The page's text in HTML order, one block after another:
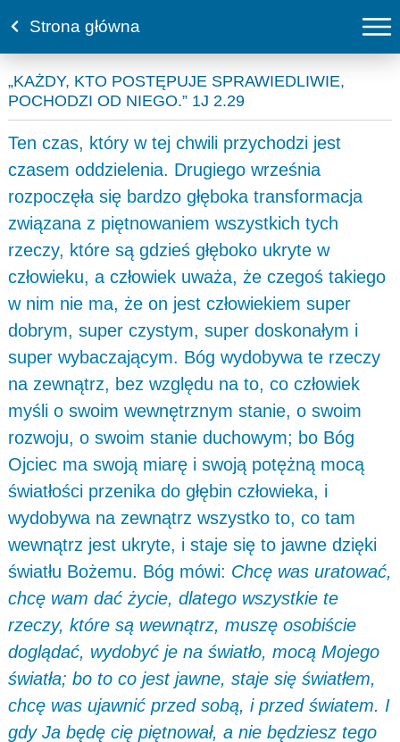
Strona główna
„KAŻDY, KTO POSTĘPUJE SPRAWIEDLIWIE,
POCHODZI OD NIEGO.” 1J 2.29
Ten czas, który w tej chwili przychodzi jest
czasem oddzielenia. Drugiego września
rozpoczęła się bardzo głęboka transformacja
związana z piętnowaniem wszystkich tych
rzeczy, które są gdzieś głęboko ukryte w
człowieku, a człowiek uważa, że czegoś takiego
w nim nie ma, że on jest człowiekiem super
dobrym, super czystym, super doskonałym i
super wybaczającym. Bóg wydobywa te rzeczy
na zewnątrz, bez względu na to, co człowiek
myśli o swoim wewnętrznym stanie, o swoim
rozwoju, o swoim stanie duchowym; bo Bóg
Ojciec ma swoją miarę i swoją potężną mocą
światłości przenika do głębin człowieka, i
wydobywa na zewnątrz wszystko to, co tam
wewnątrz jest ukryte, i staje się to jawne dzięki
światłu Bożemu. Bóg mówi: Chcę was uratować,
chcę wam dać życie, dlatego wszystkie te
rzeczy, które są wewnątrz, muszę osobiście
doglądać, wydobyć je na światło, mocą Mojego
światła; bo to co jest jawne, staje się światłem,
chcę was ujawnić przed sobą, i przed światem. I
gdy Ja będę cię piętnował, a nie będziesz tego